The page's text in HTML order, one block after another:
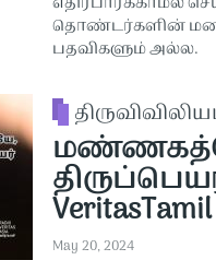
தொண்டர்களின்
பதவிகளும் அல்ல.
VeritasTamil
May 20, 2024